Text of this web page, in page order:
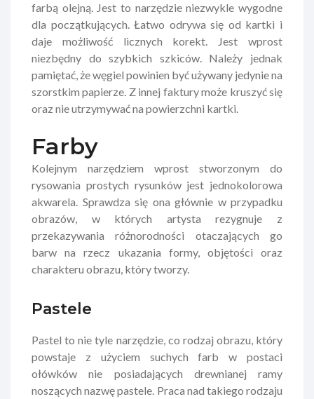
farbą olejną. Jest to narzędzie niezwykle wygodne
dla początkujących. Łatwo odrywa się od kartki i
daje możliwość licznych korekt. Jest wprost
niezbędny do szybkich szkiców. Należy jednak
pamiętać, że węgiel powinien być używany jedynie na
szorstkim papierze. Z innej faktury może kruszyć się
oraz nie utrzymywać na powierzchni kartki.
Farby
Kolejnym narzędziem wprost stworzonym do
rysowania prostych rysunków jest jednokolorowa
akwarela. Sprawdza się ona głównie w przypadku
obrazów, w których artysta rezygnuje z
przekazywania różnorodności otaczających go
barw na rzecz ukazania formy, objętości oraz
charakteru obrazu, który tworzy.
Pastele
Pastel to nie tyle narzędzie, co rodzaj obrazu, który
powstaje z użyciem suchych farb w postaci
ołówków nie posiadających drewnianej ramy
noszących nazwę pastele. Praca nad takiego rodzaju